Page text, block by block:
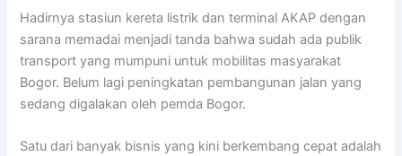
Hadirnya stasiun kereta listrik dan terminal AKAP dengan
sarana memadai menjadi tanda bahwa sudah ada publik
transport yang mumpuni untuk mobilitas masyarakat
Bogor. Belum lagi peningkatan pembangunan jalan yang
sedang digalakan oleh pemda Bogor.
Satu dari banyak bisnis yang kini berkembang cepat adalah